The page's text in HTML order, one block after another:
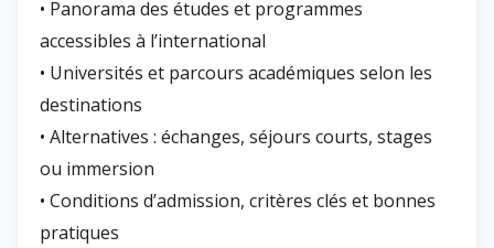
• Panorama des études et programmes
accessibles à l’international
• Universités et parcours académiques selon les
destinations
• Alternatives : échanges, séjours courts, stages
ou immersion
• Conditions d’admission, critères clés et bonnes
pratiques